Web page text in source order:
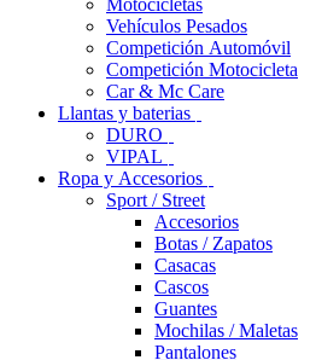
Motocicletas
Vehículos Pesados
Competición Automóvil
Competición Motocicleta
Car & Mc Care
Llantas y baterias
DURO
VIPAL
Ropa y Accesorios
Sport / Street
Accesorios
Botas / Zapatos
Casacas
Cascos
Guantes
Mochilas / Maletas
Pantalones